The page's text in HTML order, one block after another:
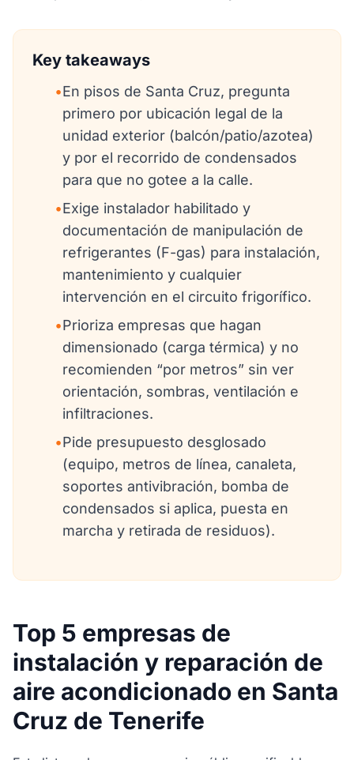
Key takeaways
•En pisos de Santa Cruz, pregunta
primero por ubicación legal de la
unidad exterior (balcón/patio/azotea)
y por el recorrido de condensados
para que no gotee a la calle.
•Exige instalador habilitado y
documentación de manipulación de
refrigerantes (F-gas) para instalación,
mantenimiento y cualquier
intervención en el circuito frigorífico.
•Prioriza empresas que hagan
dimensionado (carga térmica) y no
recomienden “por metros” sin ver
orientación, sombras, ventilación e
infiltraciones.
•Pide presupuesto desglosado
(equipo, metros de línea, canaleta,
soportes antivibración, bomba de
condensados si aplica, puesta en
marcha y retirada de residuos).
Top 5 empresas de
instalación y reparación de
aire acondicionado en Santa
Cruz de Tenerife